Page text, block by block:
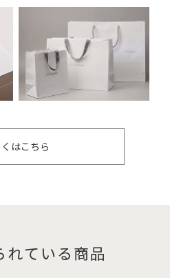
はこちら
れている商品